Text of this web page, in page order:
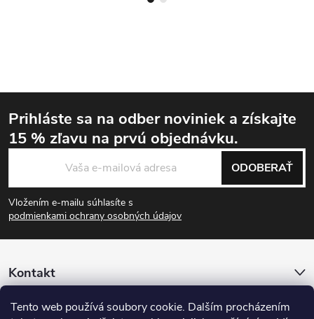
Tento web používá soubory cookie. Dalším procházením
Zápätie
Prihláste sa na odber noviniek a získajte
15 % zľavu na prvú objednávku.
Vložením e-mailu súhlasíte s
podmienkami ochrany osobných údajov
ODOBERAŤ
Kontakt
Informácie pre vás